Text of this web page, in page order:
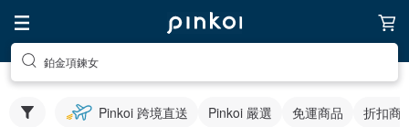
鉑金項鍊女
Pinkoi 跨境直送 Pinkoi 嚴選 免運商品 折扣商